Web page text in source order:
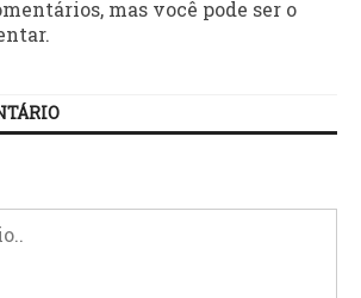
mas você pode ser o